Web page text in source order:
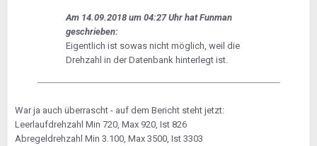
Am 14.09.2018 um 04:27 Uhr hat Funman
geschrieben:
Eigentlich ist sowas nicht möglich, weil die
Drehzahl in der Datenbank hinterlegt ist.
War ja auch überrascht - auf dem Bericht steht jetzt:
Leerlaufdrehzahl Min 720, Max 920, Ist 826
Abregeldrehzahl Min 3.100, Max 3500, Ist 3303